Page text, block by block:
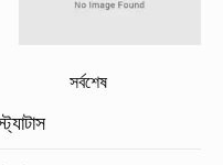
সর্বশেষ